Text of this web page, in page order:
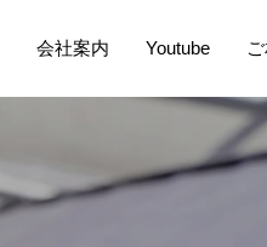
会社案内 Youtube